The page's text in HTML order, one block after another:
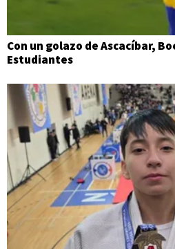
Con un golazo de Ascacíbar,
Estudiantes